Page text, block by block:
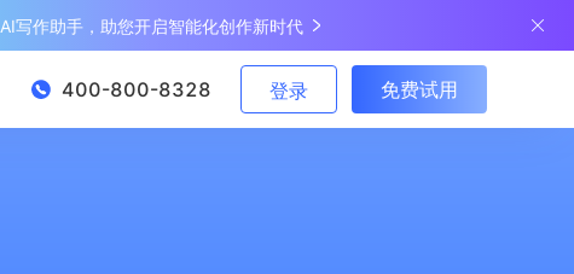
AI写作助手，助您开启智能化创作新时代
400-800-8328 登录 免费试用